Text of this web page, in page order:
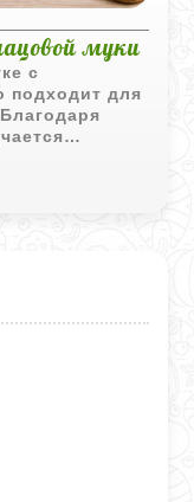
муки
с
подходит для